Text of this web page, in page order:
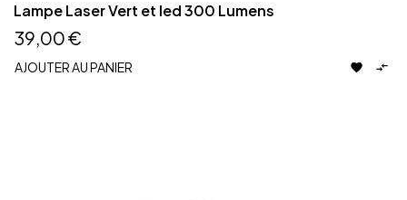
Lampe Laser Vert et led 300 Lumens
39,00 €
AJOUTER AU PANIER  